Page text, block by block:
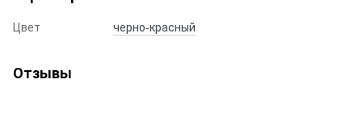
Цвет черно-красный
Отзывы